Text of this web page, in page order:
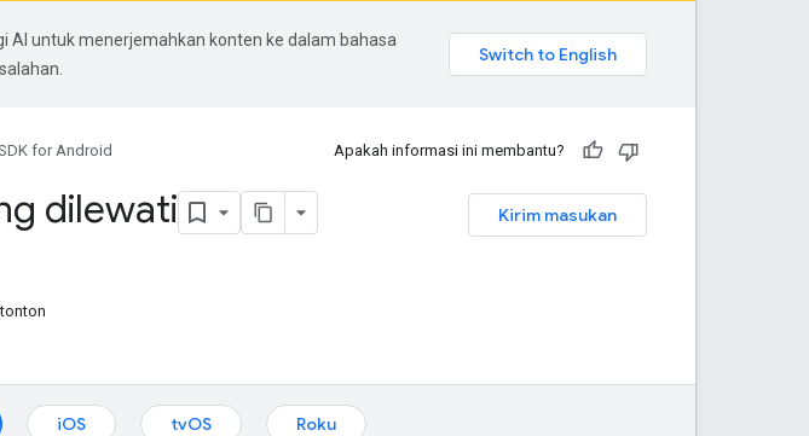
AI untuk menerjemahkan konten ke dalam bahasa
for Android Apakah informasi ini membantu?
Kirim masukan
dilewati
iOS tvOS Roku